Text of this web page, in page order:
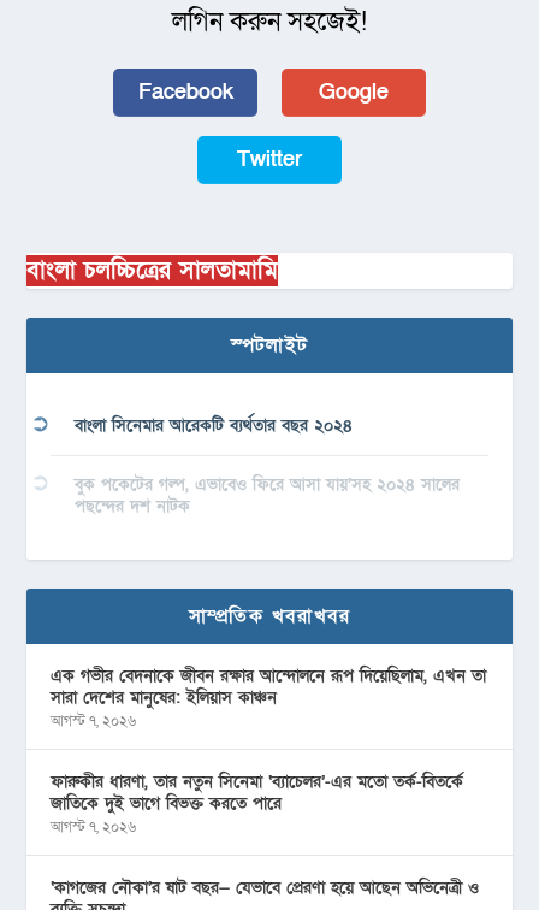
লগিন করুন সহজেই!
Facebook Google
Twitter
বাংলা চলচ্চিত্রের সালতামামি
স্পটলাইট
বাংলা সিনেমার আরেকটি ব্যর্থতার বছর ২০২৪
বুক পকেটের গল্প, এভাবেও ফিরে আসা যায়’সহ ২০২৪ সালের
পছন্দের দশ নাটক
সাম্প্রতিক খবরাখবর
এক গভীর বেদনাকে জীবন রক্ষার আন্দোলনে রূপ দিয়েছিলাম, এখন তা
সারা দেশের মানুষের: ইলিয়াস কাঞ্চন
আগস্ট ৭, ২০২৬
ফারুকীর ধারণা, তার নতুন সিনেমা ‘ব্যাচেলর’-এর মতো তর্ক-বিতর্কে
জাতিকে দুই ভাগে বিভক্ত করতে পারে
আগস্ট ৭, ২০২৬
‘কাগজের নৌকা’র ষাট বছর— যেভাবে প্রেরণা হয়ে আছেন অভিনেত্রী ও